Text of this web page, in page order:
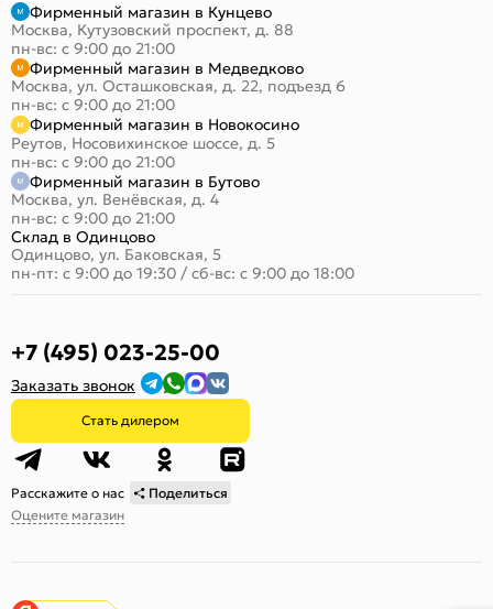
Фирменный магазин в Кунцево
Москва, Кутузовский проспект, д. 88
пн-вс: с 9:00 до 21:00
Фирменный магазин в Медведково
Москва, ул. Осташковская, д. 22, подъезд 6
пн-вс: с 9:00 до 21:00
Фирменный магазин в Новокосино
Реутов, Носовихинское шоссе, д. 5
пн-вс: с 9:00 до 21:00
Фирменный магазин в Бутово
Москва, ул. Венёвская, д. 4
пн-вс: с 9:00 до 21:00
Склад в Одинцово
Одинцово, ул. Баковская, 5
пн-пт: с 9:00 до 19:30 / сб-вс: с 9:00 до 18:00
+7 (495) 023-25-00
Заказать звонок
Стать дилером
Расскажите о нас
Поделиться
Оцените магазин